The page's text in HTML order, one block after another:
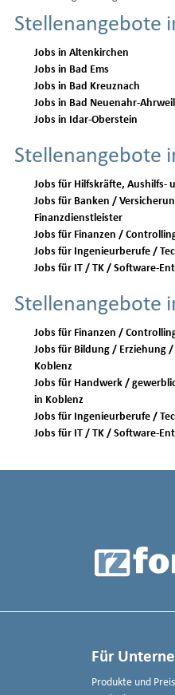
Stellenangebote
Jobs in Altenkirchen
Jobs in Bad Ems
Jobs in Bad Kreuznach
Jobs in Bad Neuenahr-
Jobs in Idar-Oberstein
Stellenangebote
Jobs für Hilfskräfte, Aushilfs-
Jobs für Banken /
Finanzdienstleister
Jobs für Finanzen /
Jobs für Ingenieurberufe /
Jobs für IT / TK / Software-
Stellenangebote
Jobs für Bildung / Erziehung /
Koblenz
Jobs für Handwerk /
in Koblenz
Für
Produkte und